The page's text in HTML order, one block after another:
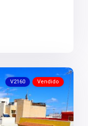
V2160 Vendido